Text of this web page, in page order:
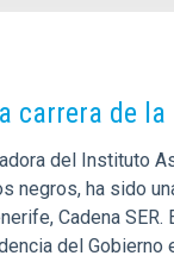
carrera de
del Instituto
negros, ha sido
Cadena
del Gobierno